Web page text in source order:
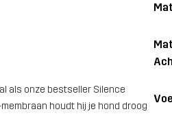
als onze bestseller Silence
houdt hij je hond droog